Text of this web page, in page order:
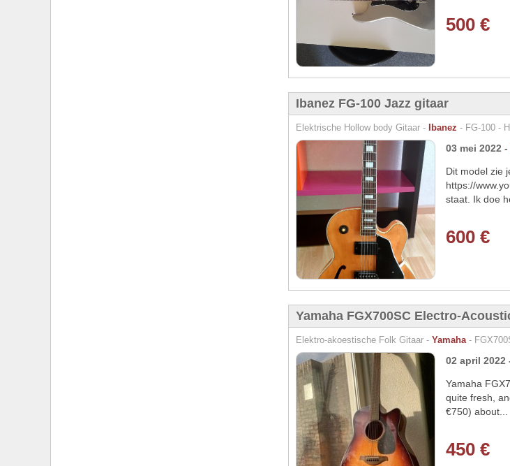
500 €
Ibanez FG-100 Jazz gitaar
Elektrische Hollow body Gitaar - Ibanez - FG-100 -
03 mei 2022 -
Dit model zie
https://
staat. Ik doe
600 €
Yamaha FGX700SC Electro-
Elektro-akoestische Folk Gitaar - Yamaha-
02 april 2022
Yamaha
quite fresh,
€750) about...
450 €